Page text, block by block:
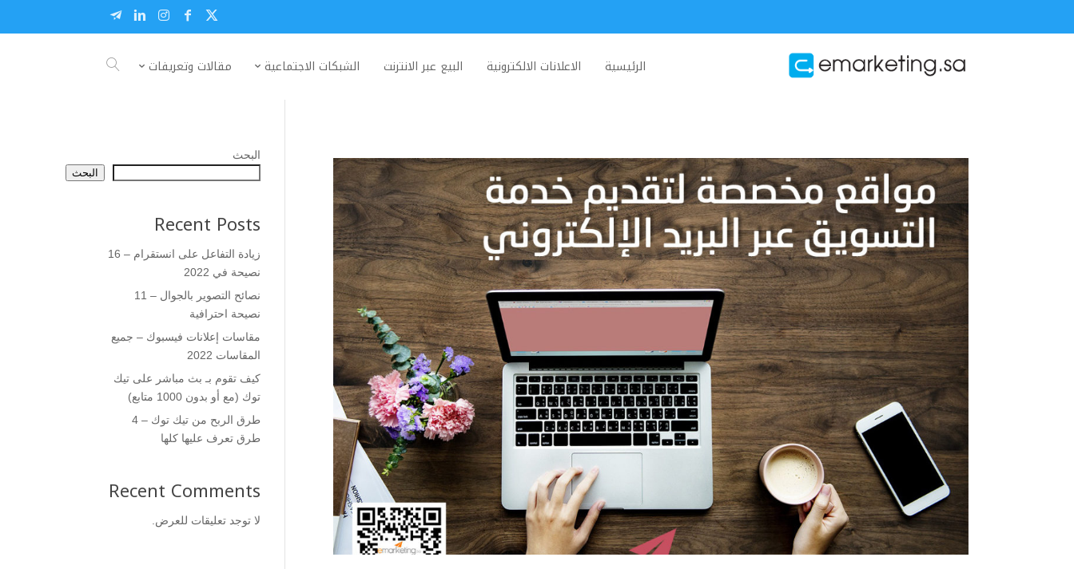
الرئيسية الاعلانات الالكترونية البيع عبر الانترنت الشبكات الاجتماعية مقالات وتعريفات
البحث
البحث
Recent Posts
زيادة التفاعل على انستقرام – 16
نصيحة في 2022
نصائح التصوير بالجوال – 11
نصيحة احترافية
مقاسات إعلانات فيسبوك – جميع
المقاسات 2022
كيف تقوم بـ بث مباشر على تيك
توك (مع أو بدون 1000 متابع)
طرق الربح من تيك توك – 4
طرق تعرف عليها كلها
Recent Comments
لا توجد تعليقات للعرض.